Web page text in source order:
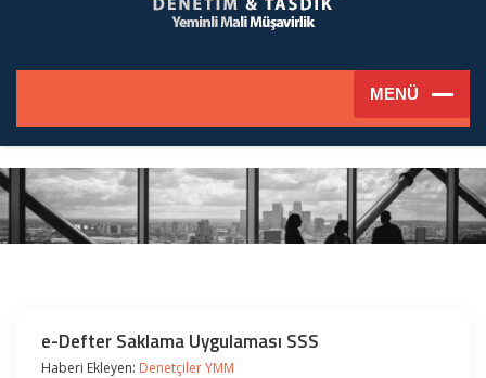
e-Defter Saklama Uygulaması SSS
Haberi Ekleyen: Denetçiler YMM